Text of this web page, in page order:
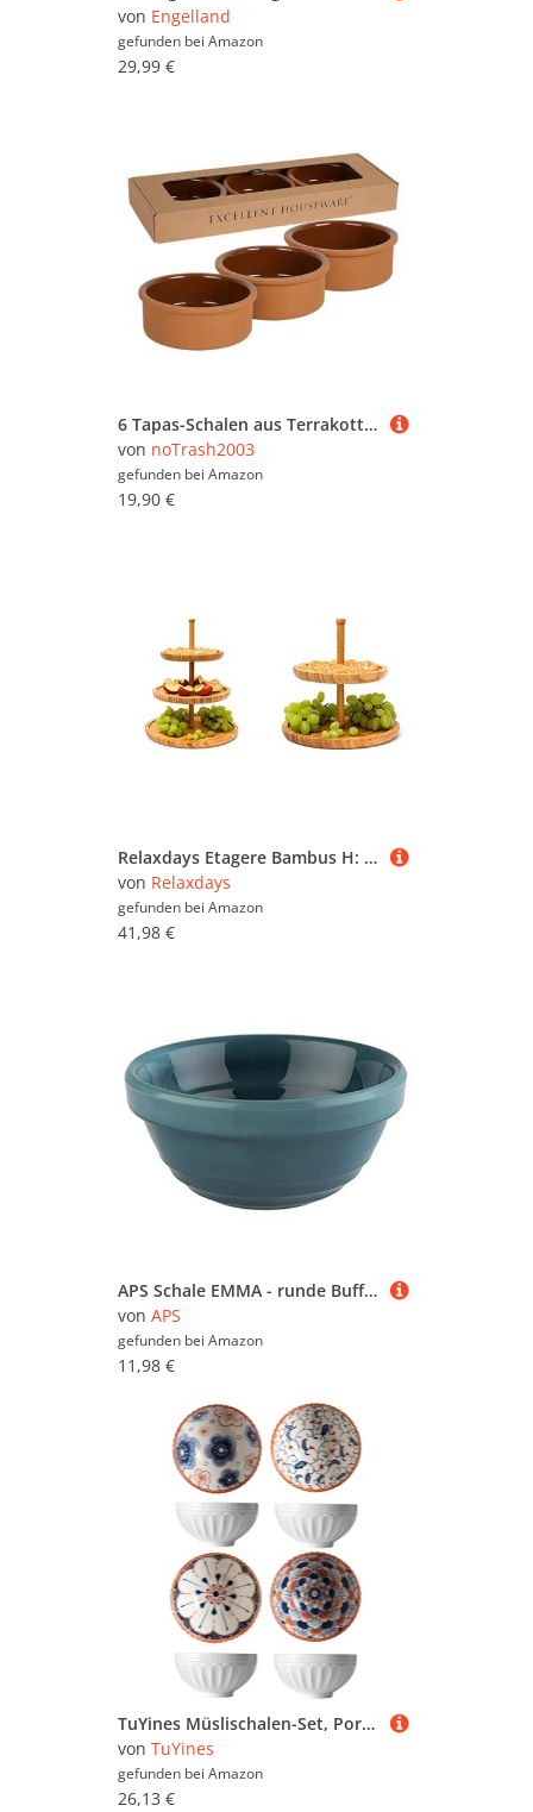
von Engelland
gefunden bei Amazon
29,99 €
6 Tapas-Schalen aus Terrakotta im Set im Geschenkkarton Ø 11,5 cm, 250 ml Inhalt Klassisch Rustikale Schalen mit glasierter Innenseite Backofenfest Mikrowellen- & Spülmaschinengeeignet
von noTrash2003
gefunden bei Amazon
19,90 €
Relaxdays Etagere Bambus H: 25 cm D: 30 cm 3-stöckige Obstetagere aus Holz mit 3 runden Schalen zur Ablage, Natur & Etagere Bambus H: 25 cm D: 25 cm 2-stöckige Obstetagere aus Holz
von Relaxdays
gefunden bei Amazon
41,98 €
APS Schale EMMA - runde Buffet-Schüssel/Schale aus Melamin - Volumen 0,06 l/Ø 7,5 cm/Höhe 3,5 cm/Blau
von APS
gefunden bei Amazon
11,98 €
TuYines Müslischalen-Set, Porzellan-Dessertschalen, Suppenschüssel, Reisschüssel, 12 cm Servierschalen für Reis, Eis, Suppe, Frühstück, Nudeln, mikrowellen- und spülmaschinenfest
von TuYines
gefunden bei Amazon
26,13 €